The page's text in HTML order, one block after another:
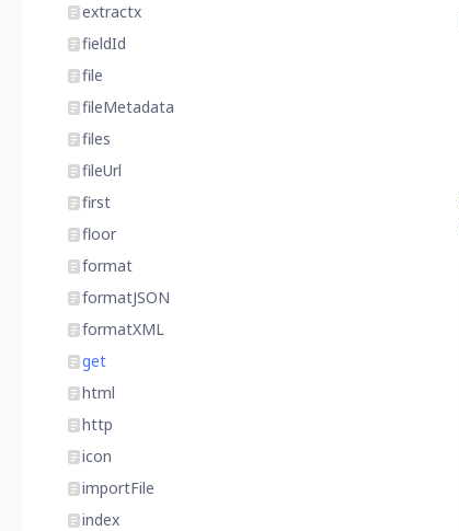
extractx
fieldId
file
fileMetadata
files
fileUrl
first
floor
format
formatJSON
formatXML
get
html
http
icon
importFile
index